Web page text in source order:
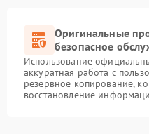
Оригинальные
безопасное
Использование
аккуратная работа с
резервное копирование,
восстановление